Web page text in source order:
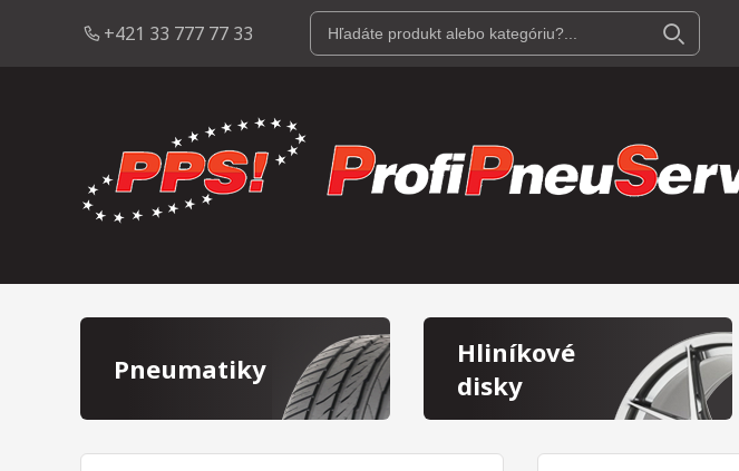
+421 33 777 77 33
Pneumatiky
Hliníkové
disky